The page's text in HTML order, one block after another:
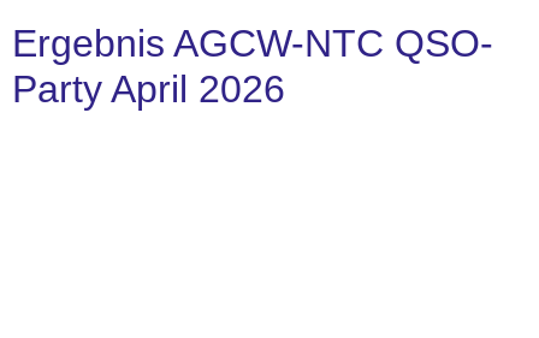
Ergebnis AGCW-NTC QSO-
Party April 2026